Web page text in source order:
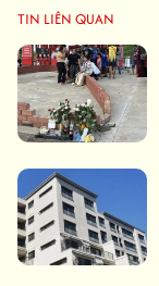
TIN LIÊN QUAN